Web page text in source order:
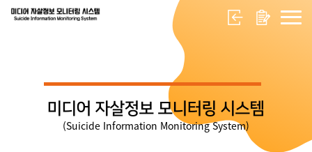
미디어 자살정보 모니터링 시스템
(Suicide Information Monitoring System)